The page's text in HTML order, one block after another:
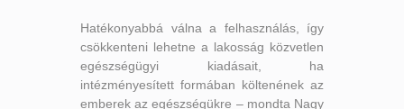
Hatékonyabbá válna a felhasználás, így
csökkenteni lehetne a lakosság közvetlen
egészségügyi kiadásait, ha
intézményesített formában költenének az
emberek az egészségükre – mondta Nagy